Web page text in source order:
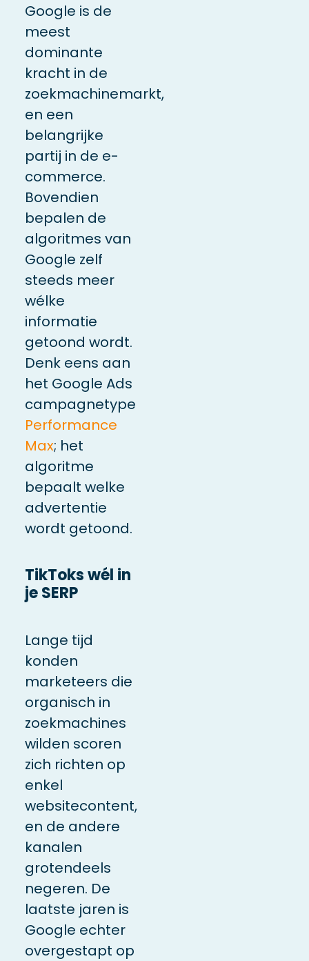
Google is de
meest
dominante
kracht in de
zoekmachinemarkt,
en een
belangrijke
partij in de e-
commerce.
Bovendien
bepalen de
algoritmes van
Google zelf
steeds meer
wélke
informatie
getoond wordt.
Denk eens aan
het Google Ads
campagnetype
Performance
Max; het
algoritme
bepaalt welke
advertentie
wordt getoond.
TikToks wél in
je SERP
Lange tijd
konden
marketeers die
organisch in
zoekmachines
wilden scoren
zich richten op
enkel
websitecontent,
en de andere
kanalen
grotendeels
negeren. De
laatste jaren is
Google echter
overgestapt op